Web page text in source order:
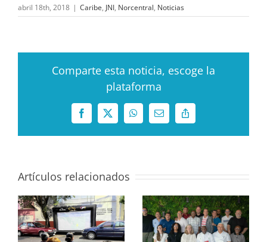
abril 18th, 2018 | Caribe, JNI, Norcentral, Noticias
Comparte esta noticia, escoge la
plataforma
Facebook
X WhatsAppCorreo
electrónico
Copy
Link
Artículos relacionados